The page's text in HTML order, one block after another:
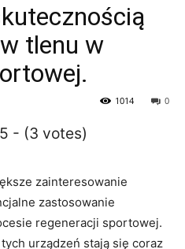
tlenu w
0
1014
- (3 votes)
zainteresowanie
zastosowanie
regeneracji sportowej.
urządzeń stają się coraz